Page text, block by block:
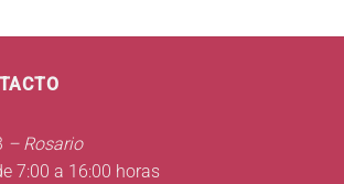
– Rosario
7:00 a 16:00 horas